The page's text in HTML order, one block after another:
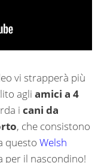
vi strapperà più
agli amici a 4
i cani da
, che consistono
questo Welsh
per il nascondino!